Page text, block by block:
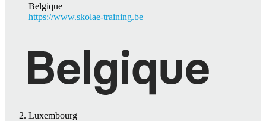
Belgique
https://www.skolae-training.be
Luxembourg